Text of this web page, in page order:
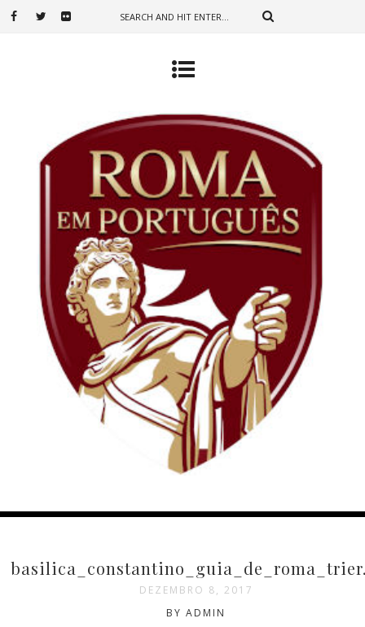
DEZEMBRO 8, 2017
BY ADMIN